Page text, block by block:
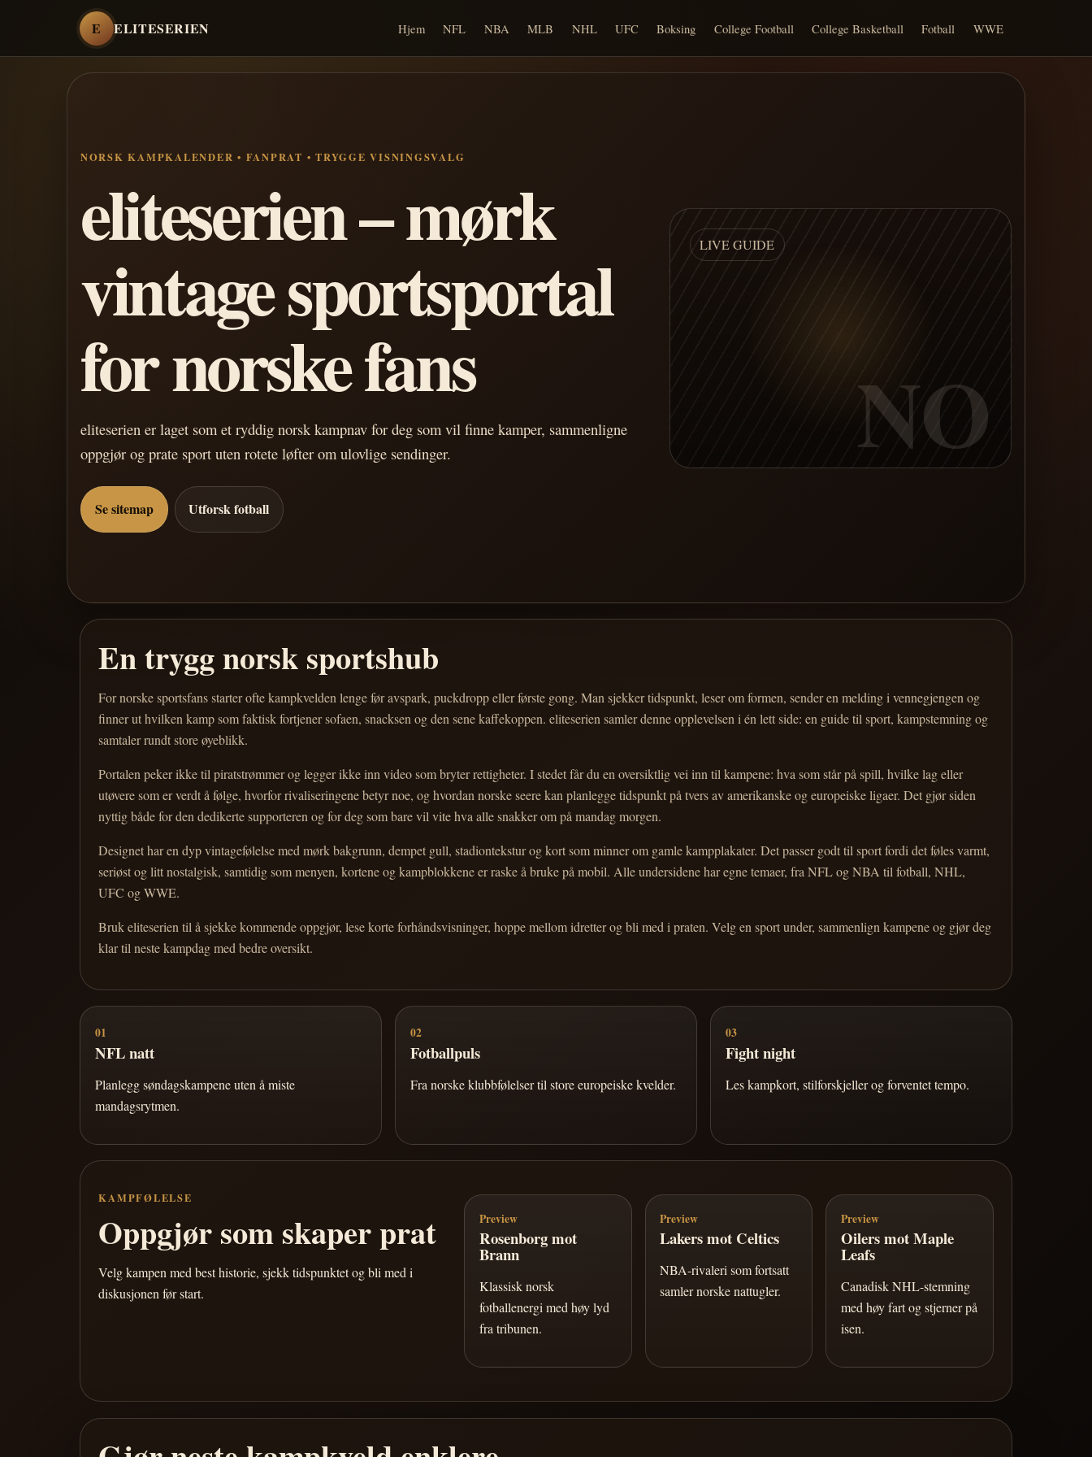
E ELITESERIEN Hjem NFL NBA MLB NHL UFC Boksing College Football College Basketball Fotball WWE
NORSK KAMPKALENDER • FANPRAT • TRYGGE VISNINGSVALG
eliteserien – mørk
vintage sportsportal
for norske fans
eliteserien er laget som et ryddig norsk kampnav for deg som vil finne kamper, sammenligne
oppgjør og prate sport uten rotete løfter om ulovlige sendinger.
Se sitemap Utforsk fotball
LIVE GUIDE
NO
En trygg norsk sportshub
For norske sportsfans starter ofte kampkvelden lenge før avspark, puckdropp eller første gong. Man sjekker tidspunkt, leser om formen, sender en melding i vennegjengen og
finner ut hvilken kamp som faktisk fortjener sofaen, snacksen og den sene kaffekoppen. eliteserien samler denne opplevelsen i én lett side: en guide til sport, kampstemning og
samtaler rundt store øyeblikk.
Portalen peker ikke til piratstrømmer og legger ikke inn video som bryter rettigheter. I stedet får du en oversiktlig vei inn til kampene: hva som står på spill, hvilke lag eller
utøvere som er verdt å følge, hvorfor rivaliseringene betyr noe, og hvordan norske seere kan planlegge tidspunkt på tvers av amerikanske og europeiske ligaer. Det gjør siden
nyttig både for den dedikerte supporteren og for deg som bare vil vite hva alle snakker om på mandag morgen.
Designet har en dyp vintagefølelse med mørk bakgrunn, dempet gull, stadiontekstur og kort som minner om gamle kampplakater. Det passer godt til sport fordi det føles varmt,
seriøst og litt nostalgisk, samtidig som menyen, kortene og kampblokkene er raske å bruke på mobil. Alle undersidene har egne temaer, fra NFL og NBA til fotball, NHL,
UFC og WWE.
Bruk eliteserien til å sjekke kommende oppgjør, lese korte forhåndsvisninger, hoppe mellom idretter og bli med i praten. Velg en sport under, sammenlign kampene og gjør deg
klar til neste kampdag med bedre oversikt.
01
NFL natt
Planlegg søndagskampene uten å miste
mandagsrytmen.
02
Fotballpuls
Fra norske klubbfølelser til store europeiske kvelder.
03
Fight night
Les kampkort, stilforskjeller og forventet tempo.
KAMPFØLELSE
Oppgjør som skaper prat
Velg kampen med best historie, sjekk tidspunktet og bli med i
diskusjonen før start.
Preview
Rosenborg mot
Brann
Klassisk norsk
fotballenergi med høy lyd
fra tribunen.
Preview
Lakers mot Celtics
NBA-rivaleri som fortsatt
samler norske nattugler.
Preview
Oilers mot Maple
Leafs
Canadisk NHL-stemning
med høy fart og stjerner på
isen.